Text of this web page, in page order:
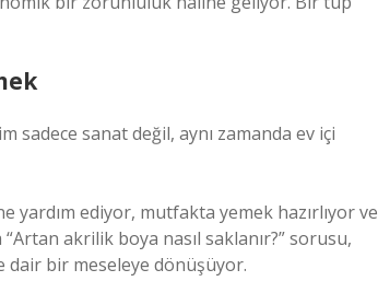
sadece sanat değil, aynı zamanda ev içi
yardım ediyor, mutfakta yemek hazırlıyor ve
“Artan akrilik boya nasıl saklanır?” sorusu,
dair bir meseleye dönüşüyor.